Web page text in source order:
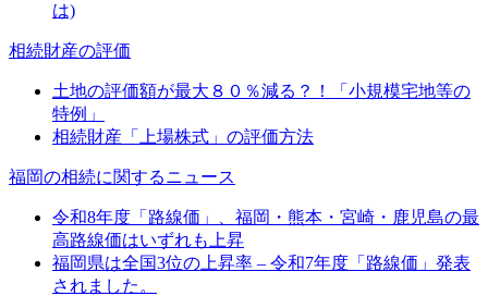
は)
相続財産の評価
土地の評価額が最大８０％減る？！「小規模宅地等の
特例」
相続財産「上場株式」の評価方法
福岡の相続に関するニュース
令和8年度「路線価」、福岡・熊本・宮崎・鹿児島の最
高路線価はいずれも上昇
福岡県は全国3位の上昇率 – 令和7年度「路線価」発表
されました。